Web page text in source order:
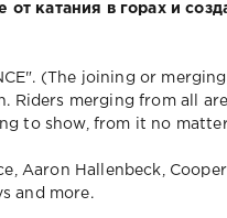
от катания в горах и
(The joining or
Riders merging from all
to show, from it no
Aaron Hallenbeck,
and more.